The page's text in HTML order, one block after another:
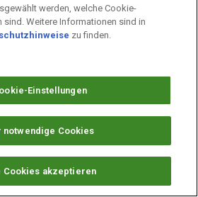
werden, welche Cookie-
sind. Weitere Informationen sind in
zu finden.
Einstellungen
notwendige Cookies
Cookies akzeptieren